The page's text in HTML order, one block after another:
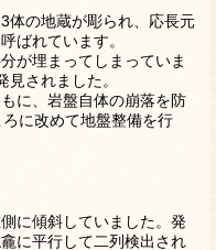
体の地蔵が彫られ、応長元
ばれています。
が埋まってしまっていま
されました。
に、岩盤自体の崩落を防
に改めて地盤整備を行
に傾斜していました。発
に平行して二列検出され